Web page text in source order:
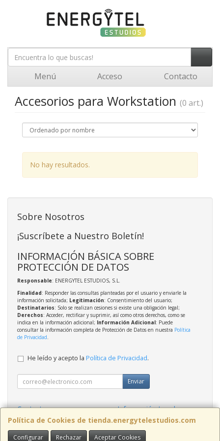
Menú Acceso Contacto
Accesorios para Workstation (0 art.)
No hay resultados.
Política de Cookies de tienda.energytelestudios.com
Configurar Rechazar Aceptar Cookies
Sobre Nosotros
¡Suscríbete a Nuestro Boletín!
INFORMACIÓN BÁSICA SOBRE
PROTECCIÓN DE DATOS
Responsable: ENERGYTEL ESTUDIOS, S.L.
Finalidad: Responder las consultas planteadas por el usuario y enviarle la
información solicitada; Legitimación: Consentimiento del usuario;
Destinatarios: Solo se realizan cesiones si existe una obligación legal;
Derechos: Acceder, rectificar y suprimir, así como otros derechos, como se
indica en la información adicional; Información Adicional: Puede
consultar la información completa de Protección de Datos en nuestra Política
de Privacidad.
He leído y acepto la Política de Privacidad.
Enviar
Contacto
Información Legal
Política Privacidad
Política de Cookies